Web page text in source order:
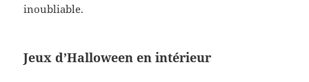
inoubliable.
Jeux d’Halloween en intérieur